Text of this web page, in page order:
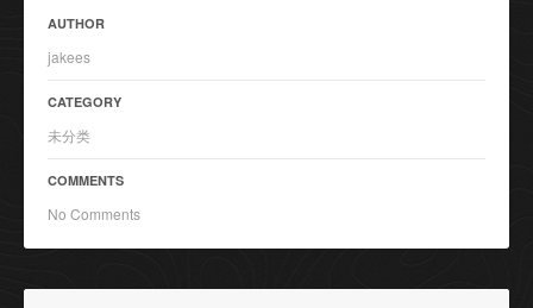
AUTHOR
jakees
CATEGORY
未分类
COMMENTS
No Comments